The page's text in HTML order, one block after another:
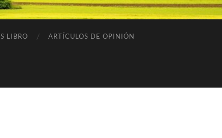
LIBRO ARTÍCULOS DE OPINIÓN